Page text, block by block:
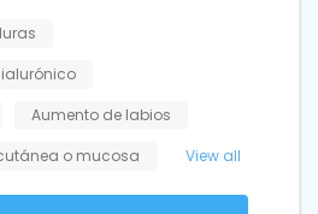
Aumento de labios
o mucosa
View all